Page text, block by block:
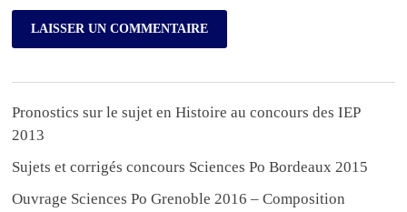
Pronostics sur le sujet en Histoire au concours des IEP
2013
Sujets et corrigés concours Sciences Po Bordeaux 2015
Ouvrage Sciences Po Grenoble 2016 – Composition